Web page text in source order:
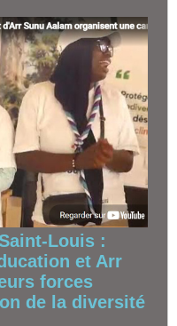
Louis :
et Arr
forces
de la diversité